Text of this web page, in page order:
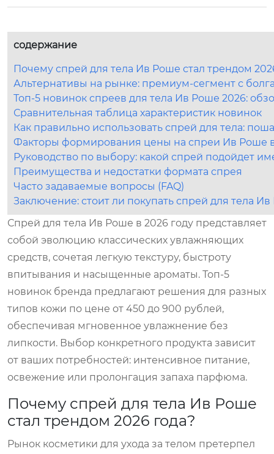
содержание
Почему спрей для тела Ив Роше стал трендом
Альтернативы на рынке: премиум-сегмент с
Топ-5 новинок спреев для тела Ив Роше 2026:
Сравнительная таблица характеристик новинок
Как правильно использовать спрей для тела:
Факторы формирования цены на спреи Ив Роше в
Руководство по выбору: какой спрей подойдет
Преимущества и недостатки формата спрея
Часто задаваемые вопросы (FAQ)
Заключение: стоит ли покупать спрей для тела
Спрей для тела Ив Роше в 2026 году представляет
собой эволюцию классических увлажняющих
средств, сочетая легкую текстуру, быстроту
впитывания и насыщенные ароматы. Топ-5
новинок бренда предлагают решения для разных
типов кожи по цене от 450 до 900 рублей,
обеспечивая мгновенное увлажнение без
липкости. Выбор конкретного продукта зависит
от ваших потребностей: интенсивное питание,
освежение или пролонгация запаха парфюма.
Почему спрей для тела Ив Роше
стал трендом 2026 года?
Рынок косметики для ухода за телом претерпел